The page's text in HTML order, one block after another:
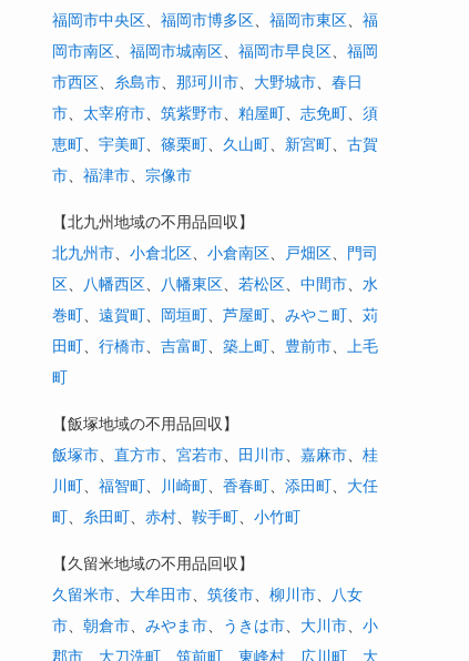
福岡市中央区、 福岡市博多区、 福岡市東区、 福
岡市南区、 福岡市城南区、 福岡市早良区、 福岡
市西区、 糸島市、 那珂川市、 大野城市、 春日
市、 太宰府市、 筑紫野市、 粕屋町、 志免町、 須
恵町、 宇美町、 篠栗町、 久山町、 新宮町、 古賀
市、 福津市、 宗像市
【北九州地域の不用品回収】
北九州市、 小倉北区、 小倉南区、 戸畑区、 門司
区、 八幡西区、 八幡東区、 若松区、 中間市、 水
巻町、 遠賀町、 岡垣町、 芦屋町、 みやこ町、 苅
田町、 行橋市、 吉富町、 築上町、 豊前市、 上毛
町
【飯塚地域の不用品回収】
飯塚市、 直方市、 宮若市、 田川市、 嘉麻市、 桂
川町、 福智町、 川崎町、 香春町、 添田町、 大任
町、 糸田町、 赤村、 鞍手町、 小竹町
【久留米地域の不用品回収】
久留米市、 大牟田市、 筑後市、 柳川市、 八女
市、 朝倉市、 みやま市、 うきは市、 大川市、 小
郡市
大刀洗町 筑前町 東峰村 広川町 大